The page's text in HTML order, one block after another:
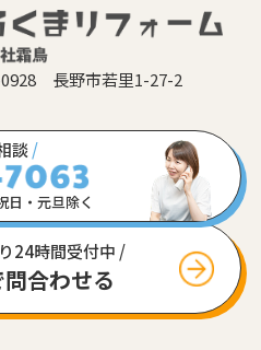
0928 長野市若里1-27-2
談 /
日・元旦除く
24時間受付中 /
合わせる